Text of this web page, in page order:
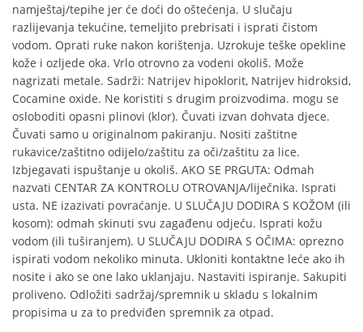
namještaj/tepihe jer će doći do oštećenja. U slučaju
razlijevanja tekućine, temeljito prebrisati i isprati čistom
vodom. Oprati ruke nakon korištenja. Uzrokuje teške opekline
kože i ozljede oka. Vrlo otrovno za vodeni okoliš. Može
nagrizati metale. Sadrži: Natrijev hipoklorit, Natrijev hidroksid,
Cocamine oxide. Ne koristiti s drugim proizvodima. mogu se
osloboditi opasni plinovi (klor). Čuvati izvan dohvata djece.
Čuvati samo u originalnom pakiranju. Nositi zaštitne
rukavice/zaštitno odijelo/zaštitu za oči/zaštitu za lice.
Izbjegavati ispuštanje u okoliš. AKO SE PRGUTA: Odmah
nazvati CENTAR ZA KONTROLU OTROVANJA/liječnika. Isprati
usta. NE izazivati povraćanje. U SLUČAJU DODIRA S KOŽOM (ili
kosom): odmah skinuti svu zagađenu odjeću. Isprati kožu
vodom (ili tuširanjem). U SLUČAJU DODIRA S OČIMA: oprezno
ispirati vodom nekoliko minuta. Ukloniti kontaktne leće ako ih
nosite i ako se one lako uklanjaju. Nastaviti ispiranje. Sakupiti
proliveno. Odložiti sadržaj/spremnik u skladu s lokalnim
propisima u za to predviđen spremnik za otpad.